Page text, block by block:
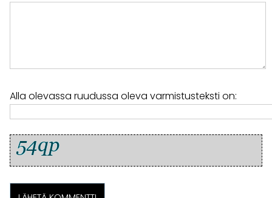
Alla olevassa ruudussa oleva varmistusteksti on: